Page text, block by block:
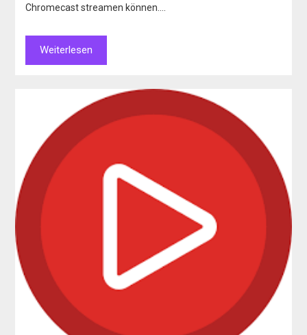
Chromecast streamen können….
Weiterlesen